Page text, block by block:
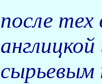
после тех
сырьевым